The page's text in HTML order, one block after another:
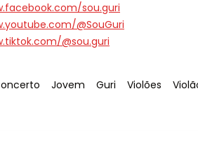
sou.guri
@SouGuri
@sou.guri
: Tag:
Jovem Tag:
Guri Tag:
Violões Tag: